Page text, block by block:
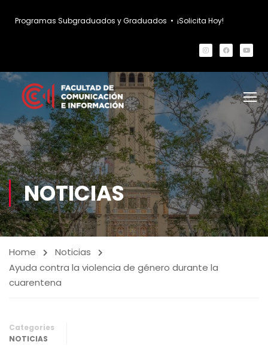
Programas Subgraduados y Graduados • ¡Solicita Hoy!
NOTICIAS
Home
Noticias
Ayuda contra la violencia de género durante la
cuarentena
Categories
NOTICIAS